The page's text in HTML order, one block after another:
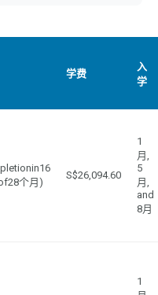
学费
入
学
个月)
S$26,094.60
1
月,
5
月,
and
8月
1